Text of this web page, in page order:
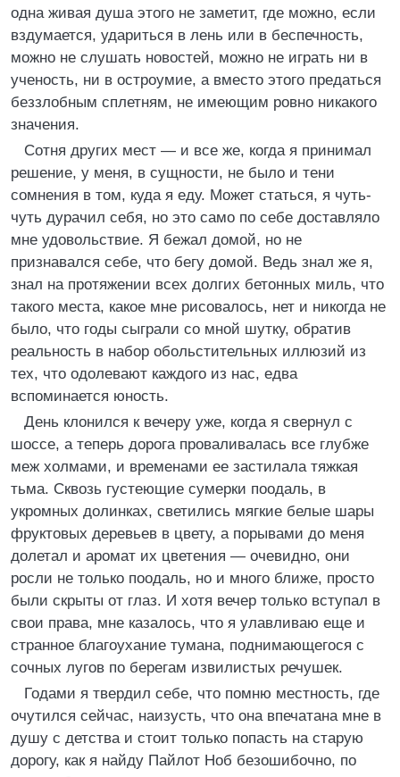
одна живая душа этого не заметит, где можно, если
вздумается, удариться в лень или в беспечность,
можно не слушать новостей, можно не играть ни в
ученость, ни в остроумие, а вместо этого предаться
беззлобным сплетням, не имеющим ровно никакого
значения.
Сотня других мест — и все же, когда я принимал
решение, у меня, в сущности, не было и тени
сомнения в том, куда я еду. Может статься, я чуть-
чуть дурачил себя, но это само по себе доставляло
мне удовольствие. Я бежал домой, но не
признавался себе, что бегу домой. Ведь знал же я,
знал на протяжении всех долгих бетонных миль, что
такого места, какое мне рисовалось, нет и никогда не
было, что годы сыграли со мной шутку, обратив
реальность в набор обольстительных иллюзий из
тех, что одолевают каждого из нас, едва
вспоминается юность.
День клонился к вечеру уже, когда я свернул с
шоссе, а теперь дорога проваливалась все глубже
меж холмами, и временами ее застилала тяжкая
тьма. Сквозь густеющие сумерки поодаль, в
укромных долинках, светились мягкие белые шары
фруктовых деревьев в цвету, а порывами до меня
долетал и аромат их цветения — очевидно, они
росли не только поодаль, но и много ближе, просто
были скрыты от глаз. И хотя вечер только вступал в
свои права, мне казалось, что я улавливаю еще и
странное благоухание тумана, поднимающегося с
сочных лугов по берегам извилистых речушек.
Годами я твердил себе, что помню местность, где
очутился сейчас, наизусть, что она впечатана мне в
душу с детства и стоит только попасть на старую
дорогу, как я найду Пайлот Ноб безошибочно, по